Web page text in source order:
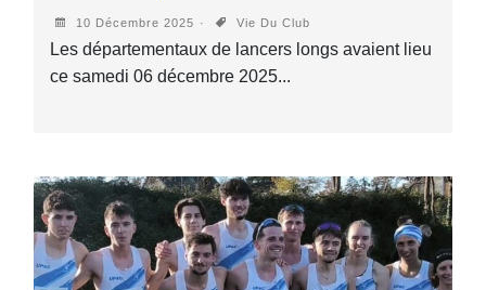
10 Décembre 2025 Vie Du Club
Les départementaux de lancers longs avaient lieu
ce samedi 06 décembre 2025...